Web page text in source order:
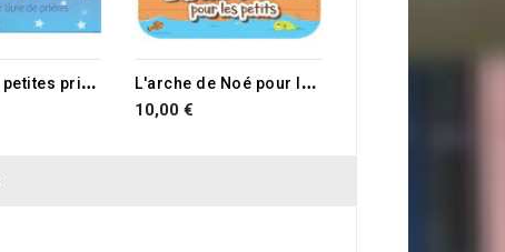
M
es toutes petites prières L
'arche de Noé pour les petits
10,00 €